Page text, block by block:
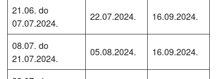
21.06. do
07.07.2024.
22.07.2024. 16.09.2024.
08.07. do
21.07.2024.
05.08.2024. 16.09.2024.